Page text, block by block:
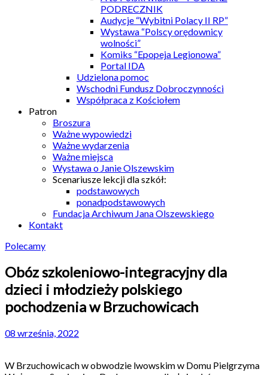
PODRECZNIK
Audycje “Wybitni Polacy II RP”
Wystawa “Polscy orędownicy
wolności”
Komiks “Epopeja Legionowa”
Portal IDA
Udzielona pomoc
Wschodni Fundusz Dobroczynności
Współpraca z Kościołem
Patron
Broszura
Ważne wypowiedzi
Ważne wydarzenia
Ważne miejsca
Wystawa o Janie Olszewskim
Scenariusze lekcji dla szkół:
podstawowych
ponadpodstawowych
Fundacja Archiwum Jana Olszewskiego
Kontakt
Polecamy
Obóz szkoleniowo-integracyjny dla
dzieci i młodzieży polskiego
pochodzenia w Brzuchowicach
08 września, 2022
W Brzuchowicach w obwodzie lwowskim w Domu Pielgrzyma